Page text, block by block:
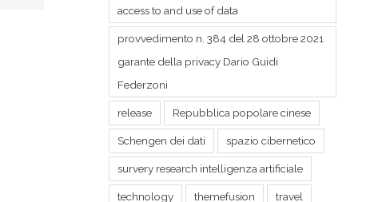
access to and use of data
provvedimento n. 384 del 28 ottobre 2021
garante della privacy Dario Guidi
Federzoni
release Repubblica popolare cinese
Schengen dei dati spazio cibernetico
survery research intelligenza artificiale
technology themefusion travel